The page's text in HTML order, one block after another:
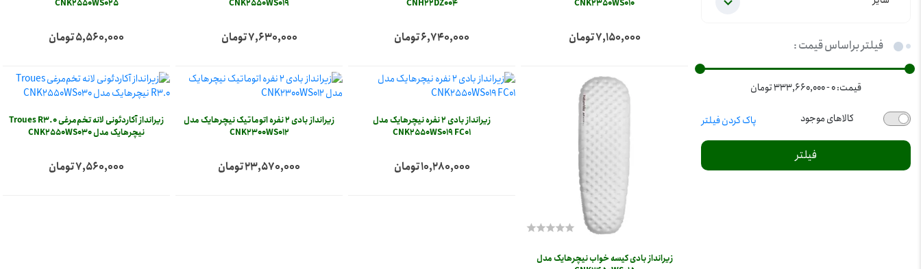
فیلتر براساس قیمت :
قیمت:0 - 333,660,000 تومان
کالاهای موجود پاک کردن فیلتر
فیلتر
CNK2350WS010
7,150,000 تومان
CNH22DZ004
6,740,000 تومان
CNK2550WS019
7,630,000 تومان
CNK2550WS025
5,560,000 تومان
زیرانداز بادی کیسه خواب نیچرهایک‏ مدل
زیرانداز بادی 2 نفره نیچرهایک مدل
CNK2550WS019 FC01
10,280,000 تومان
زیرانداز بادی 2 نفره اتوماتیک نیچرهایک مدل
CNK2300WS012
23,570,000 تومان
زیرانداز آکاردئونی لانه تخم‌مرغی Troues R3.0
نیچرهایک مدل CNK2550WS030
7,560,000 تومان